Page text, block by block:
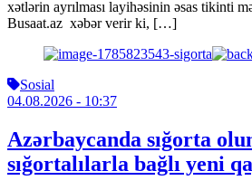
xətlərin ayrılması layihəsinin əsas tikinti
Busaat.az xəbər verir ki, […]
Sosial
04.08.2026 - 10:37
Azərbaycanda sığorta
sığortalılarla bağlı yeni